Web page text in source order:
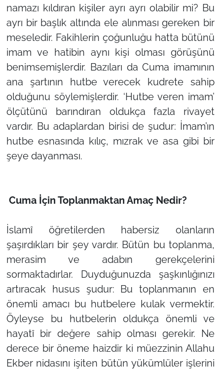
namazı kıldıran kişiler ayrı ayrı olabilir mi? Bu
ayrı bir başlık altında ele alınması gereken bir
meseledir. Fakihlerin çoğunluğu hatta bütünü
imam ve hatibin aynı kişi olması görüşünü
benimsemişlerdir. Bazıları da Cuma imamının
ana şartının hutbe verecek kudrete sahip
olduğunu söylemişlerdir. ‘Hutbe veren imam’
ölçütünü barındıran oldukça fazla rivayet
vardır. Bu adaplardan birisi de şudur: İmam’ın
hutbe esnasında kılıç, mızrak ve asa gibi bir
şeye dayanması.
Cuma İçin Toplanmaktan Amaç Nedir?
İslamî öğretilerden habersiz olanların
şaşırdıkları bir şey vardır. Bütün bu toplanma,
merasim ve adabın gerekçelerini
sormaktadırlar. Duyduğunuzda şaşkınlığınızı
artıracak husus şudur: Bu toplanmanın en
önemli amacı bu hutbelere kulak vermektir.
Öyleyse bu hutbelerin oldukça önemli ve
hayatî bir değere sahip olması gerekir. Ne
derece bir öneme haizdir ki müezzinin Allahu
Ekber nidasını işiten bütün yükümlüler işlerini